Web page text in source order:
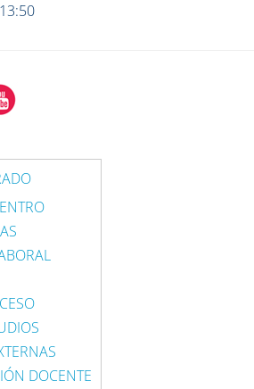
DOCENTE